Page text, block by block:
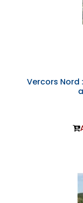
Vercors Nord